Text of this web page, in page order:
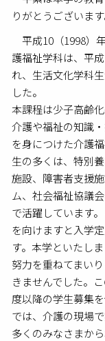
りがとうございます
平成10（1998）
護福祉学科は、平
れ、生活文化学科
した。
本課程は少子高齢
介護や福祉の知識
を身につけた介護
生の多くは、特別
施設、障害者支援
ム、社会福祉協議
で活躍しています
を向けますと入学
す。本学といたし
努力を重ねてまい
きませんでした。
度以降の学生募集
では、介護の現場
多くのみなさまか